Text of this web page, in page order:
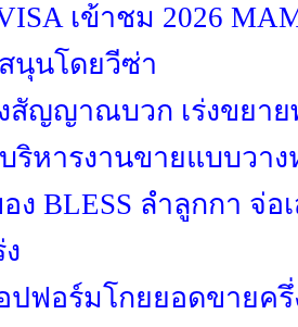
เข้าชม 2026
นุนโดยวีซ่า
สัญญาณบวก เร่งขยาย
ริหารงานขายแบบวา
ง BLESS ลำลูกกา จ่
ปฟอร์มโกยยอดขายค